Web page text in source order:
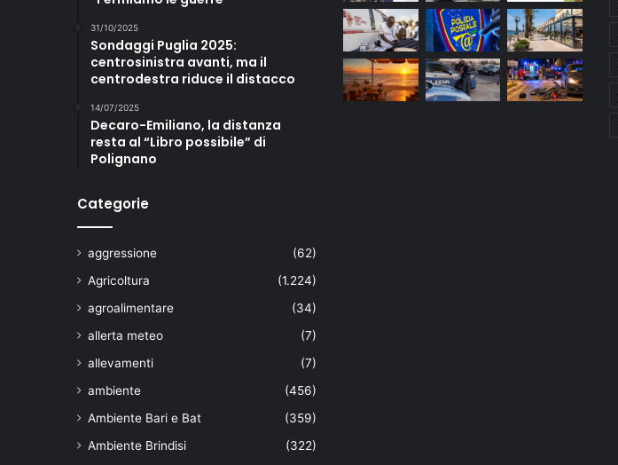
31/10/2025
Sondaggi Puglia 2025:
centrosinistra avanti, ma il
centrodestra riduce il distacco
14/07/2025
Decaro-Emiliano, la distanza
resta al “Libro possibile” di
Polignano
Categorie
aggressione
(62)
Agricoltura
(1.224)
agroalimentare
(34)
allerta meteo
(7)
allevamenti
(7)
ambiente
(456)
Ambiente Bari e Bat
(359)
Ambiente Brindisi
(322)